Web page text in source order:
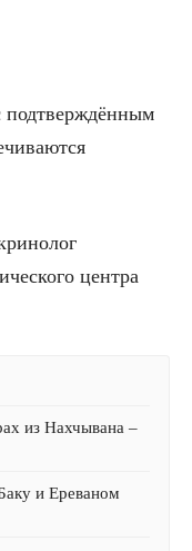
подтверждённым
центра
из Нахчывана –
и Ереваном